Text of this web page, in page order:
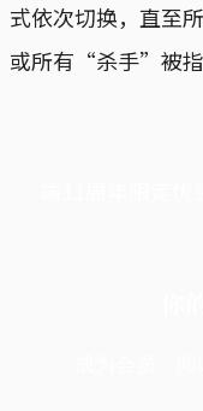
式依次切换，直至
或所有“杀手”被指